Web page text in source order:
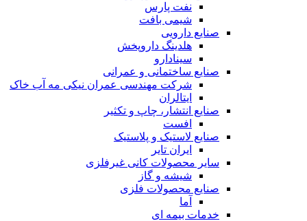
نفت پارس
شیمی بافت
صنایع دارویی
هلدینگ داروپخش
سینادارو
صنایع ساختمانی و عمرانی
شرکت مهندسی عمران نیکی مه آب خاک
ایتالران
صنایع انتشار، چاپ و تکثير
افست
صنایع لاستیک و پلاستیک
ایران تایر
ساير محصولات كانی غيرفلزی
شیشه و گاز
صنایع محصولات فلزی
آما
خدمات بیمه ای